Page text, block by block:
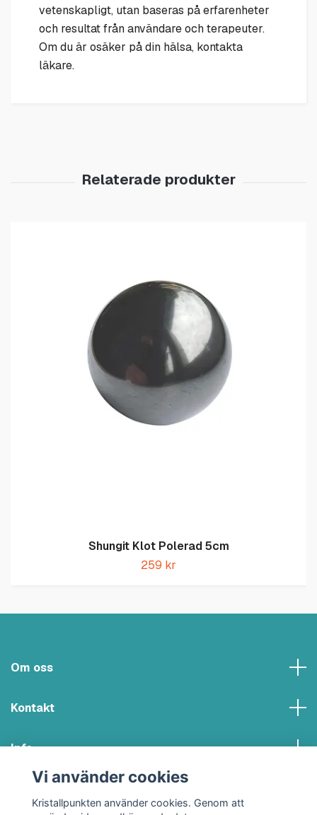
vetenskapligt, utan baseras på erfarenheter
och resultat från användare och terapeuter.
Om du är osäker på din hälsa, kontakta
läkare.
Shungit Klot Polerad 5cm
259 kr
Om oss
Kontakt
Info
Vi använder cookies
Kristallpunkten använder cookies. Genom att